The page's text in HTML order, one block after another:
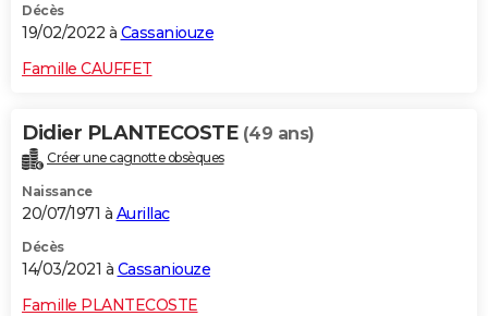
Décès
19/02/2022 à Cassaniouze
Famille CAUFFET
Didier PLANTECOSTE (49 ans)
Créer une cagnotte obsèques
Naissance
20/07/1971 à Aurillac
Décès
14/03/2021 à Cassaniouze
Famille PLANTECOSTE